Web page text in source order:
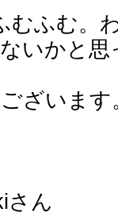
むふむ。
いかと
ざいます
さん